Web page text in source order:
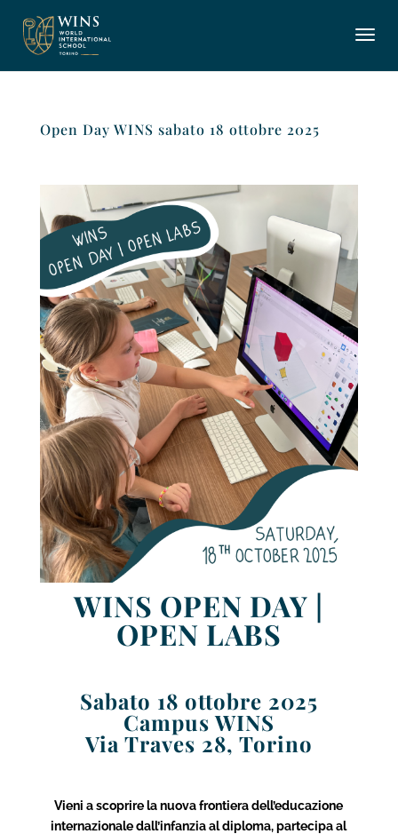
Open Day WINS sabato 18 ottobre 2025
WINS OPEN DAY |
OPEN LABS
Sabato 18 ottobre 2025
Campus WINS
Via Traves 28, Torino
Vieni a scoprire la nuova frontiera dell’educazione
internazionale dall’infanzia al diploma, partecipa al